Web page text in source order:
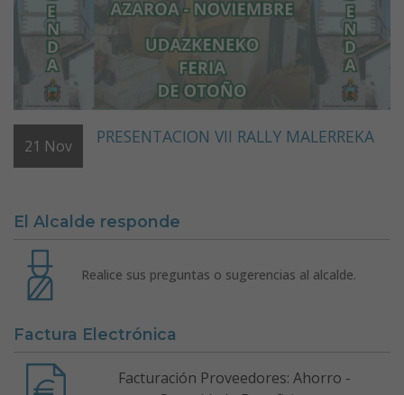
21 Nov PRESENTACION VII RALLY MALERREKA
El Alcalde responde
Realice sus preguntas o sugerencias al alcalde.
Factura Electrónica
Facturación Proveedores: Ahorro -